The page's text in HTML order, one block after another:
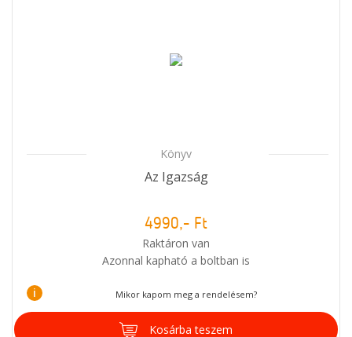
Könyv
Az Igazság
4990,- Ft
Raktáron van
Azonnal kapható a boltban is
i Mikor kapom meg a rendelésem?
Kosárba teszem